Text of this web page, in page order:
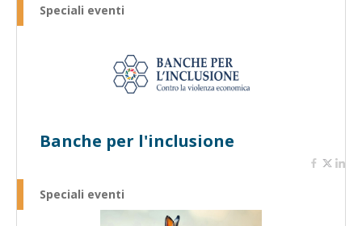
Speciali eventi
Banche per l'inclusione
Speciali eventi